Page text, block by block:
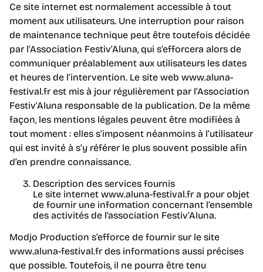
Ce site internet est normalement accessible à tout
moment aux utilisateurs. Une interruption pour raison
de maintenance technique peut être toutefois décidée
par l’Association Festiv’Aluna, qui s’efforcera alors de
communiquer préalablement aux utilisateurs les dates
et heures de l’intervention. Le site web www.aluna-
festival.fr est mis à jour régulièrement par l’Association
Festiv’Aluna responsable de la publication. De la même
façon, les mentions légales peuvent être modifiées à
tout moment : elles s’imposent néanmoins à l’utilisateur
qui est invité à s’y référer le plus souvent possible afin
d’en prendre connaissance.
Description des services fournis
Le site internet www.aluna-festival.fr a pour objet
de fournir une information concernant l’ensemble
des activités de l’association Festiv’Aluna.
Modjo Production s’efforce de fournir sur le site
www.aluna-festival.fr des informations aussi précises
que possible. Toutefois, il ne pourra être tenu